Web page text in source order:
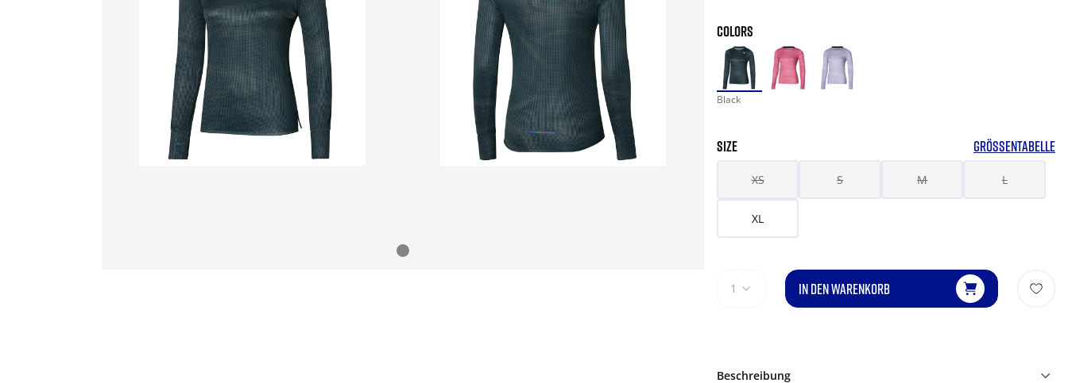
COLORS
Black
SIZE GRÖSSENTABELLE
XS S M L
XL
1 IN DEN WARENKORB
Beschreibung